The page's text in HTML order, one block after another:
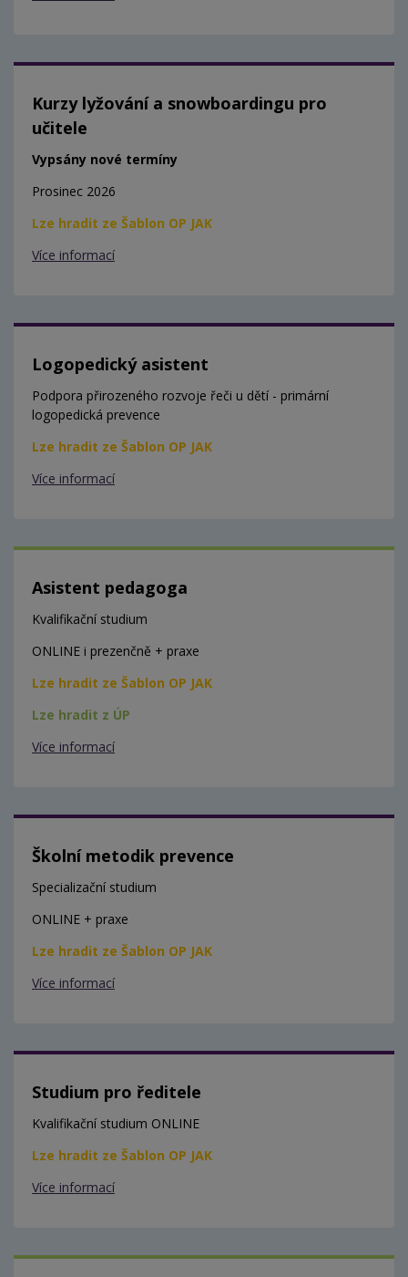
Kurzy lyžování a snowboardingu pro
učitele
Vypsány nové termíny
Prosinec 2026
Lze hradit ze Šablon OP JAK
Více informací
Logopedický asistent
Podpora přirozeného rozvoje řeči u dětí - primární
logopedická prevence
Lze hradit ze Šablon OP JAK
Více informací
Asistent pedagoga
Kvalifikační studium
ONLINE i prezenčně + praxe
Lze hradit ze Šablon OP JAK
Lze hradit z ÚP
Více informací
Školní metodik prevence
Specializační studium
ONLINE + praxe
Lze hradit ze Šablon OP JAK
Více informací
Studium pro ředitele
Kvalifikační studium ONLINE
Lze hradit ze Šablon OP JAK
Více informací